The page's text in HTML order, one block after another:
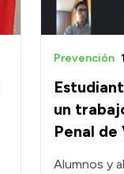
un
Penal de
Prevención
Alumnos y